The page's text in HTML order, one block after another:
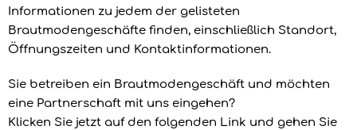
Informationen zu jedem der gelisteten
Brautmodengeschäfte finden, einschließlich Standort,
Öffnungszeiten und Kontaktinformationen.
Sie betreiben ein Brautmodengeschäft und möchten
eine Partnerschaft mit uns eingehen?
Klicken Sie jetzt auf den folgenden Link und gehen Sie